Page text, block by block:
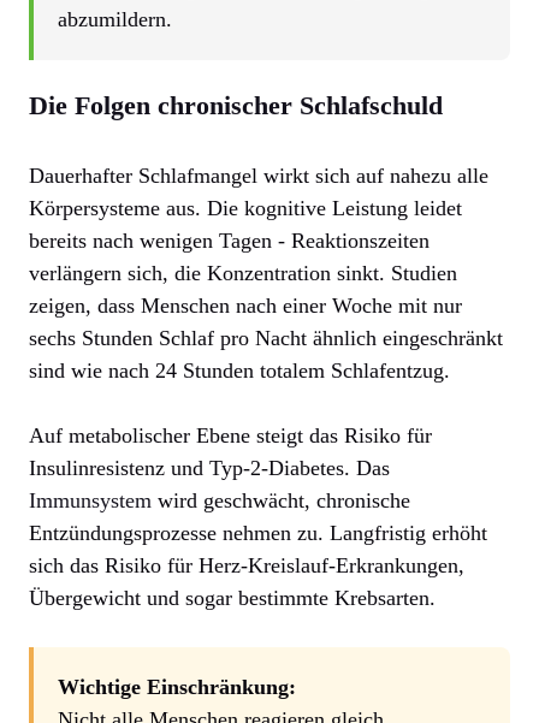
abzumildern.
Die Folgen chronischer Schlafschuld
Dauerhafter Schlafmangel wirkt sich auf nahezu alle
Körpersysteme aus. Die kognitive Leistung leidet
bereits nach wenigen Tagen - Reaktionszeiten
verlängern sich, die Konzentration sinkt. Studien
zeigen, dass Menschen nach einer Woche mit nur
sechs Stunden Schlaf pro Nacht ähnlich eingeschränkt
sind wie nach 24 Stunden totalem Schlafentzug.
Auf metabolischer Ebene steigt das Risiko für
Insulinresistenz und Typ-2-Diabetes. Das
Immunsystem wird geschwächt, chronische
Entzündungsprozesse nehmen zu. Langfristig erhöht
sich das Risiko für Herz-Kreislauf-Erkrankungen,
Übergewicht und sogar bestimmte Krebsarten.
Wichtige Einschränkung: